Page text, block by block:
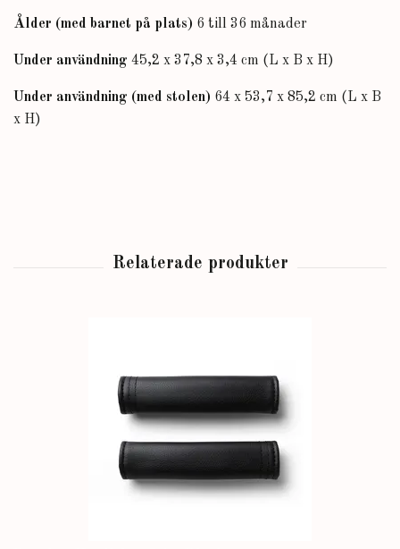
Ålder (med barnet på plats) 6 till 36 månader
Under användning 45,2 x 37,8 x 3,4 cm (L x B x H)
Under användning (med stolen) 64 x 53,7 x 85,2 cm (L x B
x H)